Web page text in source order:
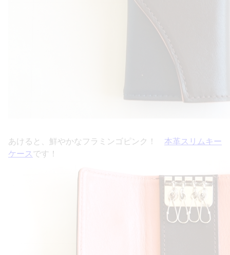
あけると、鮮やかなフラミンゴピンク！ 本革スリムキー
ケースです！